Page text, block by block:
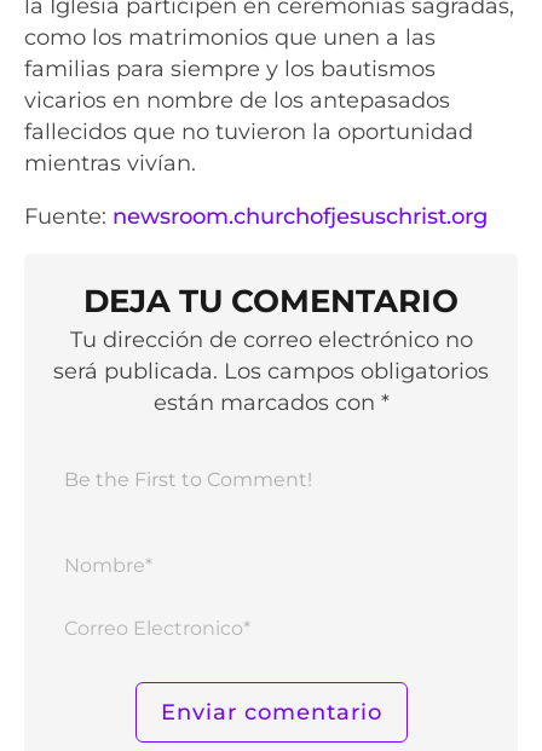
la Iglesia participen en ceremonias sagradas,
como los matrimonios que unen a las
familias para siempre y los bautismos
vicarios en nombre de los antepasados ​​
fallecidos que no tuvieron la oportunidad
mientras vivían.
Fuente: newsroom.churchofjesuschrist.org
DEJA TU COMENTARIO
Tu dirección de correo electrónico no
será publicada. Los campos obligatorios
están marcados con *